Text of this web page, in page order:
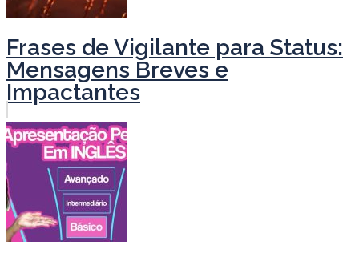
Frases de Vigilante para Status:
Mensagens Breves e
Impactantes